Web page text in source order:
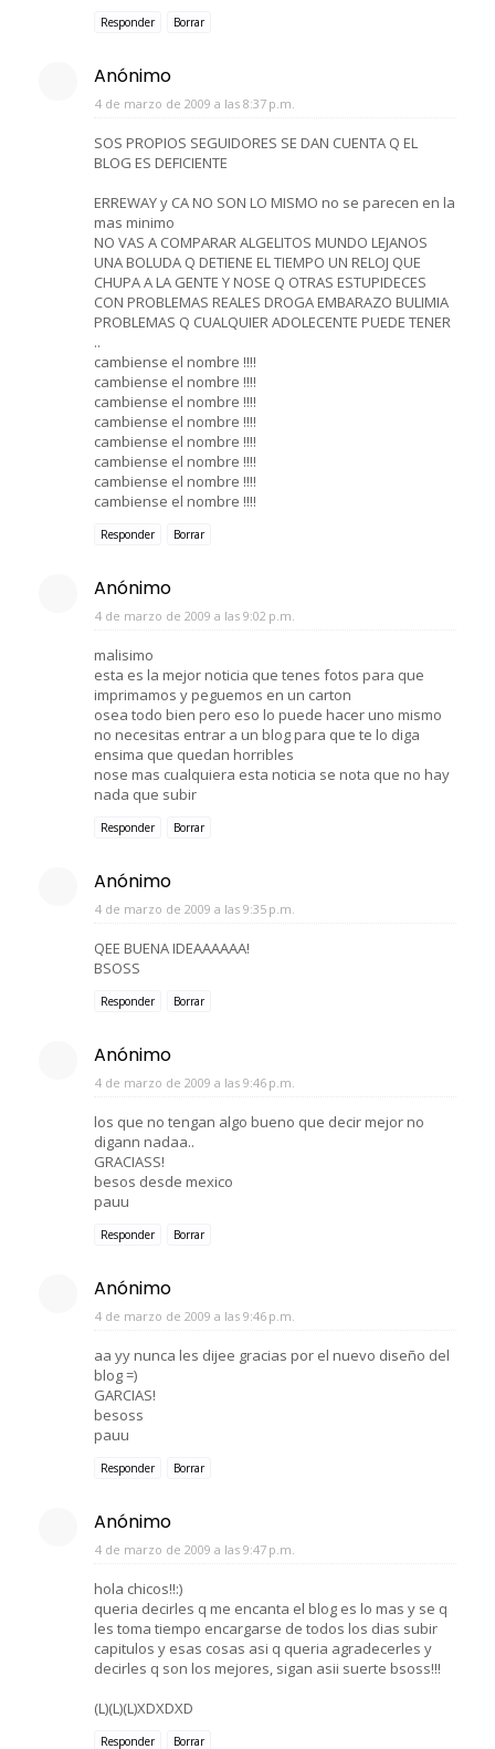
Responder Borrar
Anónimo
4 de marzo de 2009 a las 8:37 p.m.
SOS PROPIOS SEGUIDORES SE DAN CUENTA Q EL
BLOG ES DEFICIENTE
ERREWAY y CA NO SON LO MISMO no se parecen en la
mas minimo
NO VAS A COMPARAR ALGELITOS MUNDO LEJANOS
UNA BOLUDA Q DETIENE EL TIEMPO UN RELOJ QUE
CHUPA A LA GENTE Y NOSE Q OTRAS ESTUPIDECES
CON PROBLEMAS REALES DROGA EMBARAZO BULIMIA
PROBLEMAS Q CUALQUIER ADOLECENTE PUEDE TENER
..
cambiense el nombre !!!!
cambiense el nombre !!!!
cambiense el nombre !!!!
cambiense el nombre !!!!
cambiense el nombre !!!!
cambiense el nombre !!!!
cambiense el nombre !!!!
cambiense el nombre !!!!
Responder Borrar
Anónimo
4 de marzo de 2009 a las 9:02 p.m.
malisimo
esta es la mejor noticia que tenes fotos para que
imprimamos y peguemos en un carton
osea todo bien pero eso lo puede hacer uno mismo
no necesitas entrar a un blog para que te lo diga
ensima que quedan horribles
nose mas cualquiera esta noticia se nota que no hay
nada que subir
Responder Borrar
Anónimo
4 de marzo de 2009 a las 9:35 p.m.
QEE BUENA IDEAAAAAA!
BSOSS
Responder Borrar
Anónimo
4 de marzo de 2009 a las 9:46 p.m.
los que no tengan algo bueno que decir mejor no
digann nadaa..
GRACIASS!
besos desde mexico
pauu
Responder Borrar
Anónimo
4 de marzo de 2009 a las 9:46 p.m.
aa yy nunca les dijee gracias por el nuevo diseño del
blog =)
GARCIAS!
besoss
pauu
Responder Borrar
Anónimo
4 de marzo de 2009 a las 9:47 p.m.
hola chicos!!:)
queria decirles q me encanta el blog es lo mas y se q
les toma tiempo encargarse de todos los dias subir
capitulos y esas cosas asi q queria agradecerles y
decirles q son los mejores, sigan asii suerte bsoss!!!
(L)(L)(L)XDXDXD
Responder Borrar